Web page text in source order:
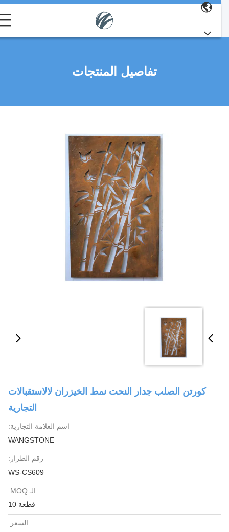
تفاصيل المنتجات
كورتن الصلب جدار النحت نمط الخيزران لالاستقبالات
التجارية
اسم العلامة التجارية:
WANGSTONE
رقم الطراز:
WS-CS609
الـ MOQ:
قطعة 10
السعر: